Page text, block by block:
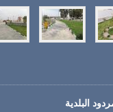
البلدية